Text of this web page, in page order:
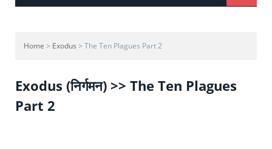
Home > Exodus > The Ten Plagues Part 2
Exodus (निर्गमन) >> The Ten Plagues
Part 2